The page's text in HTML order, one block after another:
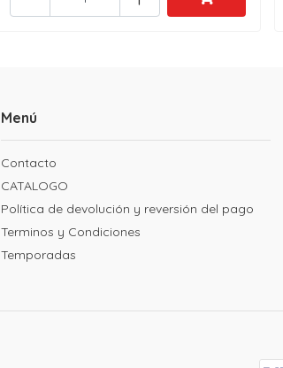
Menú
Contacto
CATALOGO
Política de devolución y reversión del pago
Terminos y Condiciones
Temporadas